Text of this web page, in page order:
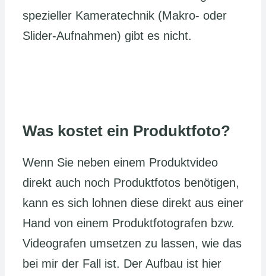
spezieller Kameratechnik (Makro- oder
Slider-Aufnahmen) gibt es nicht.
Was kostet ein Produktfoto?
Wenn Sie neben einem Produktvideo
direkt auch noch Produktfotos benötigen,
kann es sich lohnen diese direkt aus einer
Hand von einem Produktfotografen bzw.
Videografen umsetzen zu lassen, wie das
bei mir der Fall ist. Der Aufbau ist hier